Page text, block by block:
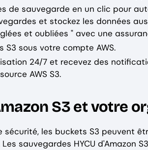
de sauvegarde en un clic pour
et stockez les données
et oubliées " avec une
S3 sous votre compte AWS.
24/7 et recevez des
AWS S3.
S3 et votre
sécurité, les buckets S3 peuvent
sauvegardes HYCU